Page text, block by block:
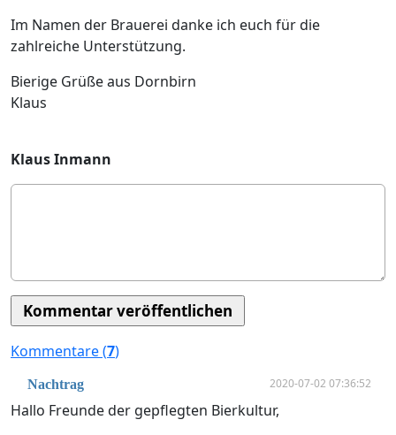
Im Namen der Brauerei danke ich euch für die
zahlreiche Unterstützung.
Bierige Grüße aus Dornbirn
Klaus
Klaus Inmann
Kommentare (7)
Nachtrag 2020-07-02 07:36:52
Hallo Freunde der gepflegten Bierkultur,